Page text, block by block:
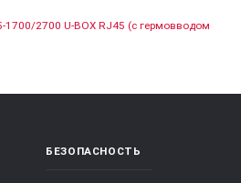
1700/2700 U-BOX RJ45 (с гермовводом
БЕЗОПАСНОСТЬ